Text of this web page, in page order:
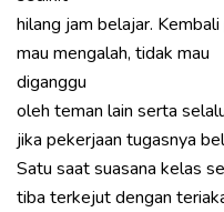
hilang jam belajar.
mau mengalah, tidak mau
diganggu
oleh teman lain serta
jika pekerjaan tugasnya
Satu saat suasana kelas
tiba terkejut dengan